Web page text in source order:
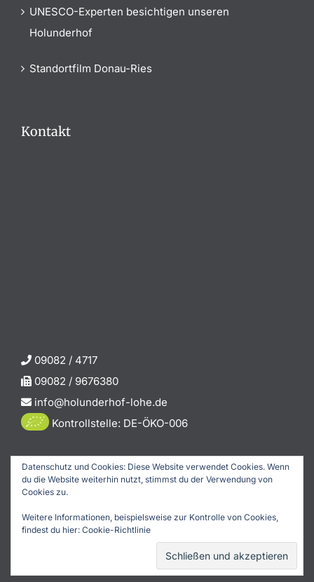
UNESCO-Experten besichtigen unseren
Holunderhof
Standortfilm Donau-Ries
Kontakt
09082 / 4717
09082 / 9676380
info@holunderhof-lohe.de
Kontrollstelle: DE-ÖKO-006
© Copyright 2026 Holunderhof-Lohe |
Instagram
E-
Datenschutz und Cookies: Diese Website verwendet Cookies. Wenn
du die Website weiterhin nutzt, stimmst du der Verwendung von
Cookies zu.
Weitere Informationen, beispielsweise zur Kontrolle von Cookies,
findest du hier: Cookie-Richtlinie